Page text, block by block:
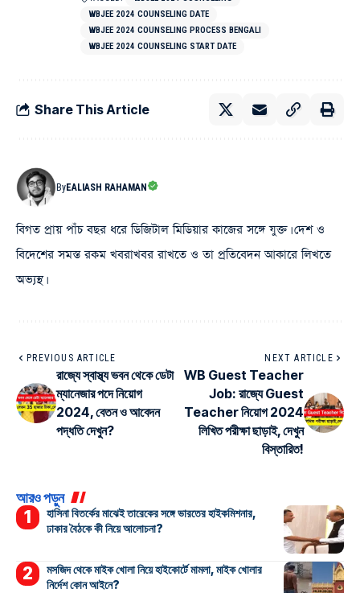
WBJEE 2024 COUNSELING DATE
WBJEE 2024 COUNSELING PROCESS BENGALI
WBJEE 2024 COUNSELING START DATE
Share This Article
ByEALIASH RAHAMAN
বিগত প্রায় পাঁচ বছর ধরে ডিজিটাল মিডিয়ার কাজের সঙ্গে যুক্ত। দেশ ও
বিদেশের সমস্ত রকম খবরাখবর রাখতে ও তা প্রতিবেদন আকারে লিখতে
অভ্যস্থ।
PREVIOUS ARTICLE
রাজ্যে স্বাস্থ্য ভবন থেকে ডেটা
ম্যানেজার পদে নিয়োগ
2024, বেতন ও আবেদন
পদ্ধতি দেখুন?
NEXT ARTICLE
WB Guest Teacher
Job: রাজ্যে Guest
Teacher নিয়োগ 2024
লিখিত পরীক্ষা ছাড়াই, দেখুন
বিস্তারিত!
আরও পড়ুন
হাসিনা বিতর্কের মাঝেই তারেকের সঙ্গে ভারতের হাইকমিশনার,
ঢাকার বৈঠকে কী নিয়ে আলোচনা?
মসজিদ থেকে মাইক খোলা নিয়ে হাইকোর্টে মামলা, মাইক খোলার
নির্দেশ কোন আইনে?